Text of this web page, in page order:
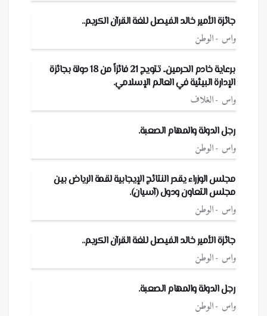
جائزة الأمير خالد الفيصل للغة القرآن الكريم..
واس الوطن
برعاية خادم الحرمين.. تتويج 21 فائزاً من 18 دولة بجائزة
الإدارة البيئية في العالم الإسلامي.
واس الغلاف
رجل الدولة والمهام الصعبة.
واس الوطن
مجلس الوزراء يقدر النتائج الإيجابية لقمة الرياض بين
مجلس التعاون ودول (آسيان).
واس الوطن
جائزة الأمير خالد الفيصل للغة القرآن الكريم..
واس الوطن
رجل الدولة والمهام الصعبة.
واس الوطن